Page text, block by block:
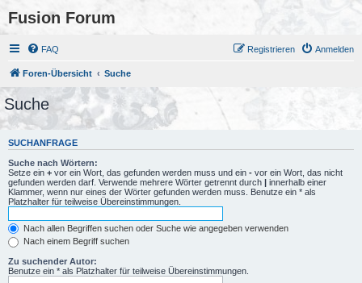
Fusion Forum
FAQ Anmelden
Registrieren
Foren-Übersicht Suche
Suche
SUCHANFRAGE
Suche nach Wörtern:
Setze ein + vor ein Wort, das gefunden werden muss und ein - vor ein Wort, das nicht
gefunden werden darf. Verwende mehrere Wörter getrennt durch | innerhalb einer
Klammer, wenn nur eines der Wörter gefunden werden muss. Benutze ein * als
Platzhalter für teilweise Übereinstimmungen.
Nach allen Begriffen suchen oder Suche wie angegeben verwenden
Nach einem Begriff suchen
Zu suchender Autor:
Benutze ein * als Platzhalter für teilweise Übereinstimmungen.